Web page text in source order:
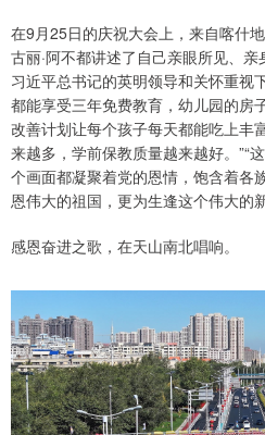
在9月25日的庆祝大会上，来自喀什
古丽·阿不都讲述了自己亲眼所见、
习近平总书记的英明领导和关怀重视
都能享受三年免费教育，幼儿园的房
改善计划让每个孩子每天都能吃上丰
来越多，学前保教质量越来越好。”“
个画面都凝聚着党的恩情，饱含着各
恩伟大的祖国，更为生逢这个伟大的
感恩奋进之歌，在天山南北唱响。